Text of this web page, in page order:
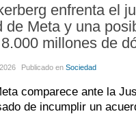
enfrenta el
de Meta y una
millones de
Publicado en Sociedad
comparece ante la
de incumplir un